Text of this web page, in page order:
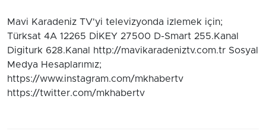
Mavi Karadeniz TV'yi televizyonda izlemek için;
Türksat 4A 12265 DİKEY 27500 D-Smart 255.Kanal
Digiturk 628.Kanal http://mavikaradeniztv.com.tr Sosyal
Medya Hesaplarımız;
https://www.instagram.com/mkhabertv
https://twitter.com/mkhabertv